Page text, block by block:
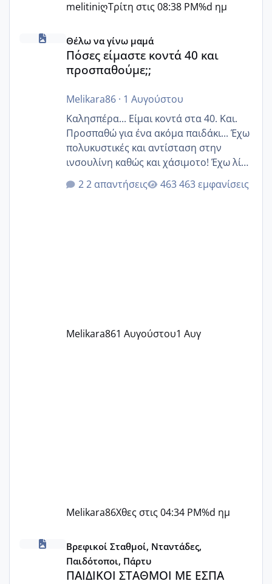
melitiniღΤρίτη στις 08:38 PM%d ημ
Πόσες είμαστε κοντά 40 και προσπαθούμε;;
Θέλω να γίνω μαμά
Πόσες είμαστε κοντά 40 και
προσπαθούμε;;
Melikara86· 1 Αυγούστου
Καλησπέρα... Είμαι κοντά στα 40. Και.
Προσπαθώ για ένα ακόμα παιδάκι... Έχω
πολυκυστικές και αντίσταση στην
ινσουλίνη καθώς και χάσιμοτο! Έχω λίγα
κιλά παραπάνω και όσο κ αν προσπαθώ
δεν χάνω εύκολα! Προσπαθώ για ακόμη
2 απαντήσεις 463 εμφανίσεις
Melikara861 Αυγούστου1 Αυγ
Melikara86Χθες στις 04:34 PM%d ημ
ΠΑΙΔΙΚΟΙ ΣΤΑΘΜΟΙ ΜΕ ΕΣΠΑ
Βρεφικοί Σταθμοί, Νταντάδες,
Παιδότοποι, Πάρτυ
ΠΑΙΔΙΚΟΙ ΣΤΑΘΜΟΙ ΜΕ ΕΣΠΑ